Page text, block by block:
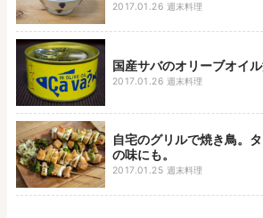
2017.01.26 週末料理
国産サバのオリーブオイ
2017.01.26 週末料理
自宅のグリルで焼き鳥。
の味にも。
2017.01.25 週末料理